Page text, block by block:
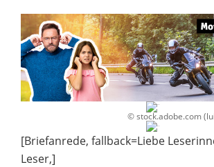
© stock.adobe.com
[Briefanrede, fallback=Liebe
Leser,]